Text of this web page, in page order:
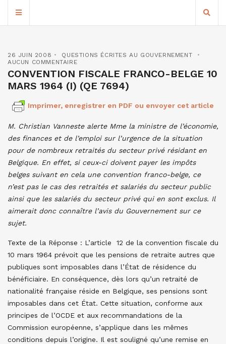
26 JUIN 2008
QUESTIONS ÉCRITES AU GOUVERNEMENT
AUCUN COMMENTAIRE
CONVENTION FISCALE FRANCO-BELGE 10
MARS 1964 (I) (QE 7694)
Imprimer, enregistrer en PDF ou envoyer cet article
M. Christian Vanneste alerte Mme la ministre de l’économie,
des finances et de l’emploi sur l’urgence de la situation
pour de nombreux retraités du secteur privé résidant en
Belgique. En effet, si ceux-ci doivent payer les impôts
belges suivant en cela une convention franco-belge, ce
n’est pas le cas des retraités et salariés du secteur public
ainsi que les salariés du secteur privé qui en sont exclus. Il
aimerait donc connaître l’avis du Gouvernement sur ce
sujet.
Texte de la Réponse : L’article 12 de la convention fiscale du
10 mars 1964 prévoit que les pensions de retraite autres que
publiques sont imposables dans l’État de résidence du
bénéficiaire. En conséquence, dès lors qu’un retraité de
nationalité française réside en Belgique, ses pensions sont
imposables dans cet État. Cette situation, conforme aux
principes de l’OCDE et aux recommandations de la
Commission européenne, s’applique dans les mêmes
conditions depuis l’origine. Il est souligné qu’une remise en